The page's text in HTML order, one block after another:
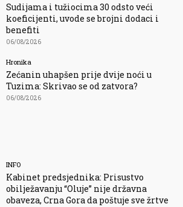
Sudijama i tužiocima 30 odsto veći
koeficijenti, uvode se brojni dodaci i
benefiti
06/08/2026
Hronika
Zećanin uhapšen prije dvije noći u
Tuzima: Skrivao se od zatvora?
06/08/2026
INFO
Kabinet predsjednika: Prisustvo
obilježavanju “Oluje” nije državna
obaveza, Crna Gora da poštuje sve žrtve